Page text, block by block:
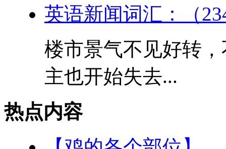
英语新闻词汇：（
楼市景气不见好转
主也开始失去...
热点内容